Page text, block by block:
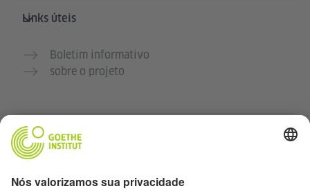
Links úteis
Boletim informativo
sobre o projeto
Outros sites
Pratique alemão gratuitamente